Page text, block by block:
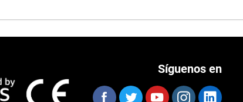
Síguenos en